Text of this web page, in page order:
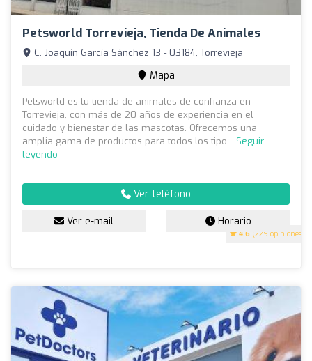
Petsworld Torrevieja, Tienda De Animales
4.6 (229 opiniones)
C. Joaquín García Sánchez 13 - 03184, Torrevieja
Mapa
Petsworld es tu tienda de animales de confianza en
Torrevieja, con más de 20 años de experiencia en el
cuidado y bienestar de las mascotas. Ofrecemos una
amplia gama de productos para todos los tipo... Seguir
leyendo
Ver teléfono
Ver e-mail Horario